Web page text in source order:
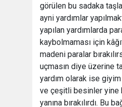
görülen bu sadaka
ayni yardımlar
yapılan yardımlarda
kaybolmaması için
madeni paralar
uçmasın diye üzerine
yardım olarak ise
ve çeşitli besinler yine
yanına bırakılırdı. Bu